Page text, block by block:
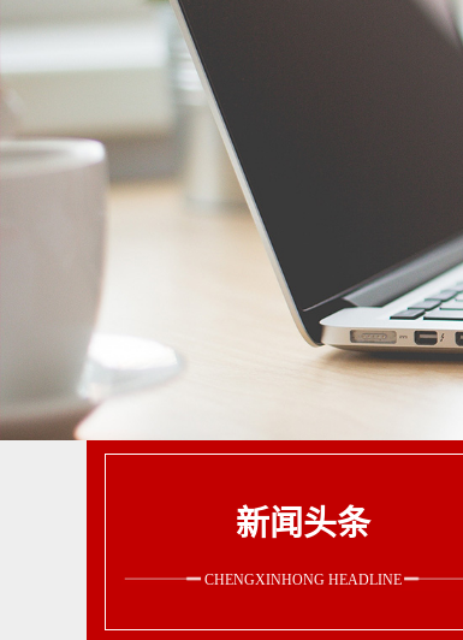
新闻头条
CHENGXINHONG HEADLINE